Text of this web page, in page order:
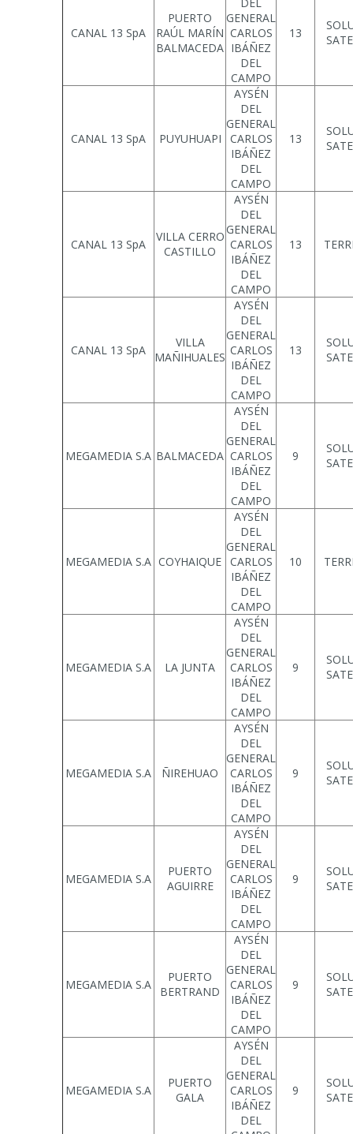
CANAL 13 SpA
PUERTO
RAÚL MARÍN
BALMACEDA
GENERAL
CARLOS
IBÁÑEZ
DEL
CAMPO
13
CANAL 13 SpA PUYUHUAPI
AYSÉN
DEL
GENERAL
CARLOS
IBÁÑEZ
DEL
CAMPO
13
CANAL 13 SpA
VILLA CERRO
CASTILLO
AYSÉN
DEL
GENERAL
CARLOS
IBÁÑEZ
DEL
CAMPO
13
CANAL 13 SpA
VILLA
MAÑIHUALES
AYSÉN
DEL
GENERAL
CARLOS
IBÁÑEZ
DEL
CAMPO
13
MEGAMEDIA S.A BALMACEDA
AYSÉN
DEL
GENERAL
CARLOS
IBÁÑEZ
DEL
CAMPO
9
MEGAMEDIA S.A COYHAIQUE
AYSÉN
DEL
GENERAL
CARLOS
IBÁÑEZ
DEL
CAMPO
10
MEGAMEDIA S.A LA JUNTA
AYSÉN
DEL
GENERAL
CARLOS
IBÁÑEZ
DEL
CAMPO
9
MEGAMEDIA S.A ÑIREHUAO
AYSÉN
DEL
GENERAL
CARLOS
IBÁÑEZ
DEL
CAMPO
9
MEGAMEDIA S.A
PUERTO
AGUIRRE
AYSÉN
DEL
GENERAL
CARLOS
IBÁÑEZ
DEL
CAMPO
9
MEGAMEDIA S.A
PUERTO
BERTRAND
AYSÉN
DEL
GENERAL
CARLOS
IBÁÑEZ
DEL
CAMPO
9
MEGAMEDIA S.A
PUERTO
GALA
AYSÉN
DEL
GENERAL
CARLOS
IBÁÑEZ
DEL
9